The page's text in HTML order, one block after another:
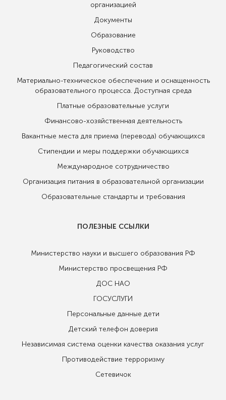
организацией
Документы
Образование
Руководство
Педагогический состав
Материально-техническое обеспечение и оснащенность
образовательного процесса. Доступная среда
Платные образовательные услуги
Финансово-хозяйственная деятельность
Вакантные места для приема (перевода) обучающихся
Стипендии и меры поддержки обучающихся
Международное сотрудничество
Организация питания в образовательной организации
Образовательные стандарты и требования
ПОЛЕЗНЫЕ ССЫЛКИ
Министерство науки и высшего образования РФ
Министерство просвещения РФ
ДОС НАО
ГОСУСЛУГИ
Персональные данные дети
Детский телефон доверия
Независимая система оценки качества оказания услуг
Противодействие терроризму
Сетевичок